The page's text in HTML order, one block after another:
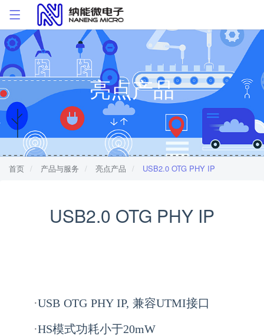
亮点产品
首页 产品与服务 亮点产品 USB2.0 OTG PHY IP
USB2.0 OTG PHY IP
·USB OTG PHY IP, 兼容UTMI接口
·HS模式功耗小于20mW